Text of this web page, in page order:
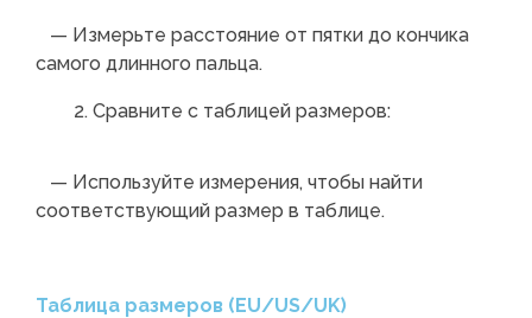
— Измерьте расстояние от пятки до кончика
самого длинного пальца.
Сравните с таблицей размеров:
— Используйте измерения, чтобы найти
соответствующий размер в таблице.
Таблица размеров (EU/US/UK)